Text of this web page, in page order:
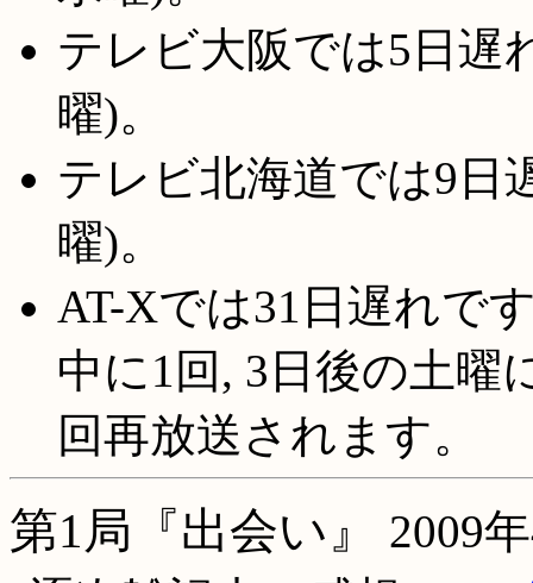
テレビ大阪では5日遅
曜)。
テレビ北海道では9日
曜)。
AT-Xでは31日遅れで
中に1回, 3日後の土曜
回再放送されます。
第1局『出会い』
2009